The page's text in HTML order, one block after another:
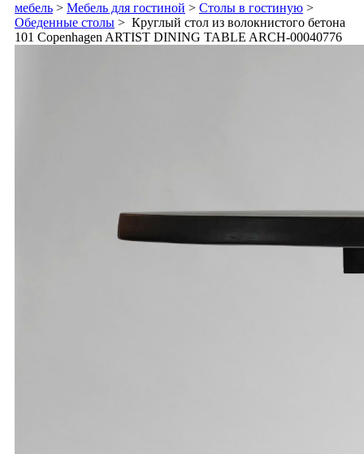
мебель > Мебель для гостиной > Столы в гостиную >
Обеденные столы > Круглый стол из волокнистого бетона
101 Copenhagen ARTIST DINING TABLE ARCH-00040776